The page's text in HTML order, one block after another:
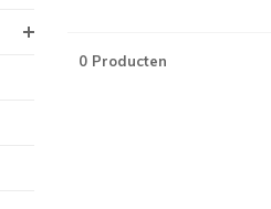
0 Producten